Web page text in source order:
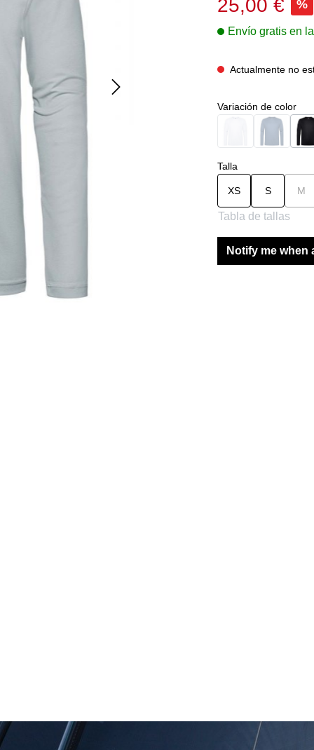
25,00 € %
Envío gratis en
Actualmente no
Seleccione
Variación de color
Blanco
(Esta opción no
Navy
(Esta
Seleccione
Talla
XS S M
Tabla de tallas
Notify me when